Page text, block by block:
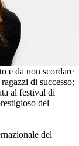
e da non scordare
di successo:
al festival di
del
del